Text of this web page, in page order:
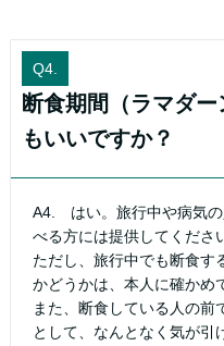
Q4.
断食期間（ラマダ
もいいですか？
A4. はい。旅行中や病気の
べる方には提供してくださ
ただし、旅行中でも断食す
かどうかは、本人に確かめ
また、断食している人の
として、なんとなく気が引